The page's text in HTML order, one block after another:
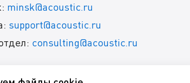
minsk@acoustic.ru
support@acoustic.ru
consulting@acoustic.ru